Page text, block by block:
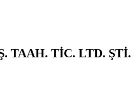
TAAH. TİC. LTD. ŞTİ.